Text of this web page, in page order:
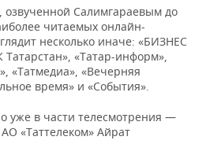
озвученной Салимгараевым до
читаемых онлайн-
несколько иначе: «БИЗНЕС
«Татар-информ»,
«Татмедиа», «Вечерняя
время» и «События».
уже в части телесмотрения —
«Таттелеком» Айрат